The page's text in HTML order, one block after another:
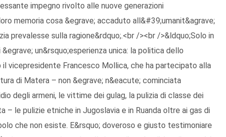
impegno rivolto alle nuove generazioni
memoria cosa &egrave; accaduto all&#39;umanit&agrave;
prevalesse sulla ragione&rdquo;.<br /><br />&ldquo;Solo in
un&rsquo;esperienza unica: la politica dello
vicepresidente Francesco Mollica, che ha partecipato alla
di Matera – non &egrave; n&eacute; cominciata
degli armeni, le vittime dei gulag, la pulizia di classe dei
– le pulizie etniche in Jugoslavia e in Ruanda oltre ai gas di
che non esiste. E&rsquo; doveroso e giusto testimoniare